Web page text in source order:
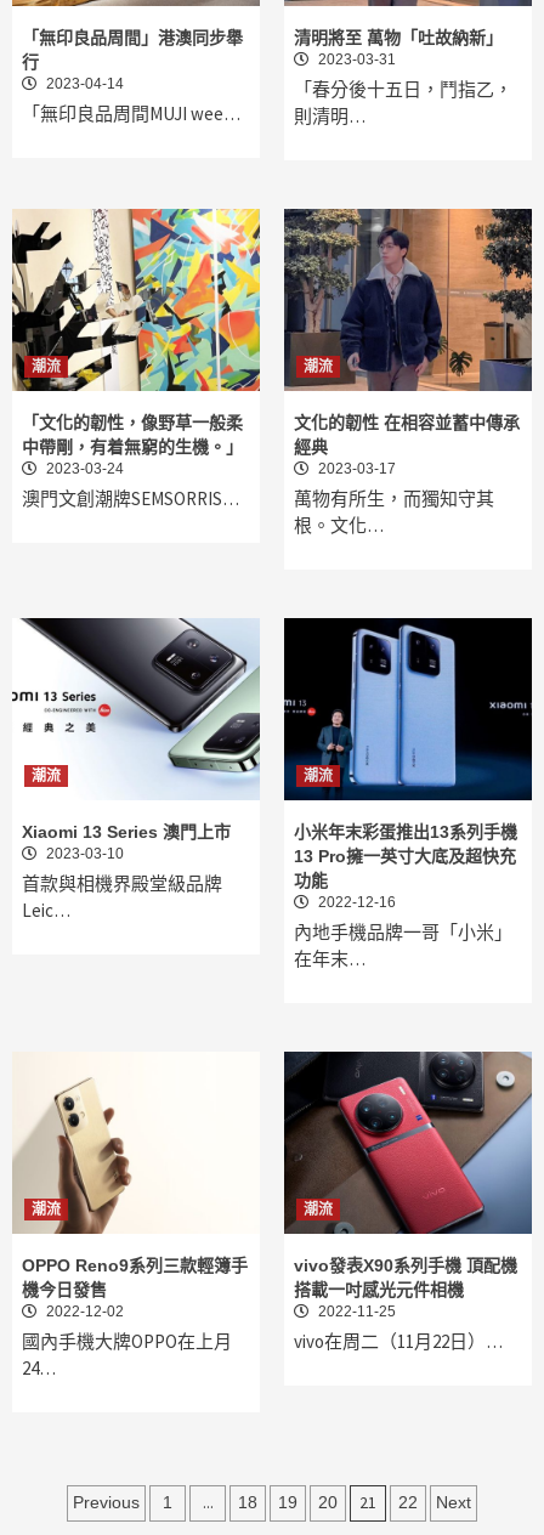
「無印良品周間」港澳同步舉
行
2023-04-14
「無印良品周間MUJI wee…
清明將至 萬物「吐故納新」
2023-03-31
「春分後十五日，鬥指乙，
則清明…
潮流
「文化的韌性，像野草一般柔
中帶剛，有着無窮的生機。」
2023-03-24
澳門文創潮牌SEMSORRIS…
潮流
文化的韌性 在相容並蓄中傳承
經典
2023-03-17
萬物有所生，而獨知守其
根。文化…
潮流
Xiaomi 13 Series 澳門上市
2023-03-10
首款與相機界殿堂級品牌
Leic…
潮流
小米年末彩蛋推出13系列手機
13 Pro擁一英寸大底及超快充
功能
2022-12-16
內地手機品牌一哥「小米」
在年末…
潮流
OPPO Reno9系列三款輕簿手
機今日發售
2022-12-02
國內手機大牌OPPO在上月
24…
潮流
vivo發表X90系列手機 頂配機
搭載一吋感光元件相機
2022-11-25
vivo在周二（11月22日）…
文
Previous 1 ... 18 19 20 21 22 Next